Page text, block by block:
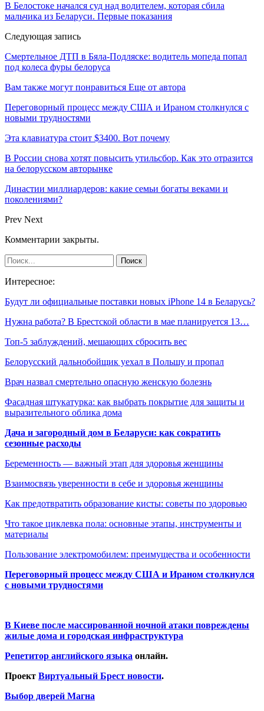
В Белостоке начался суд над водителем, которая сбила
мальчика из Беларуси. Первые показания
Следующая запись
Смертельное ДТП в Бяла-Подляске: водитель мопеда попал
под колеса фуры белоруса
Вам также могут понравиться Еще от автора
Переговорный процесс между США и Ираном столкнулся с
новыми трудностями
Эта клавиатура стоит $3400. Вот почему
В России снова хотят повысить утильсбор. Как это отразится
на белорусском авторынке
Династии миллиардеров: какие семьи богаты веками и
поколениями?
Prev Next
Комментарии закрыты.
Интересное:
Будут ли официальные поставки новых iPhone 14 в Беларусь?
Нужна работа? В Брестской области в мае планируется 13…
Топ-5 заблуждений, мешающих сбросить вес
Белорусский дальнобойщик уехал в Польшу и пропал
Врач назвал смертельно опасную женскую болезнь
Фасадная штукатурка: как выбрать покрытие для защиты и
выразительного облика дома
Дача и загородный дом в Беларуси: как сократить
сезонные расходы
Беременность — важный этап для здоровья женщины
Взаимосвязь уверенности в себе и здоровья женщины
Как предотвратить образование кисты: советы по здоровью
Что такое циклевка пола: основные этапы, инструменты и
материалы
Пользование электромобилем: преимущества и особенности
Переговорный процесс между США и Ираном столкнулся
с новыми трудностями
В Киеве после массированной ночной атаки повреждены
жилые дома и городская инфраструктура
Репетитор английского языка онлайн.
Проект Виртуальный Брест новости.
Выбор дверей Магна